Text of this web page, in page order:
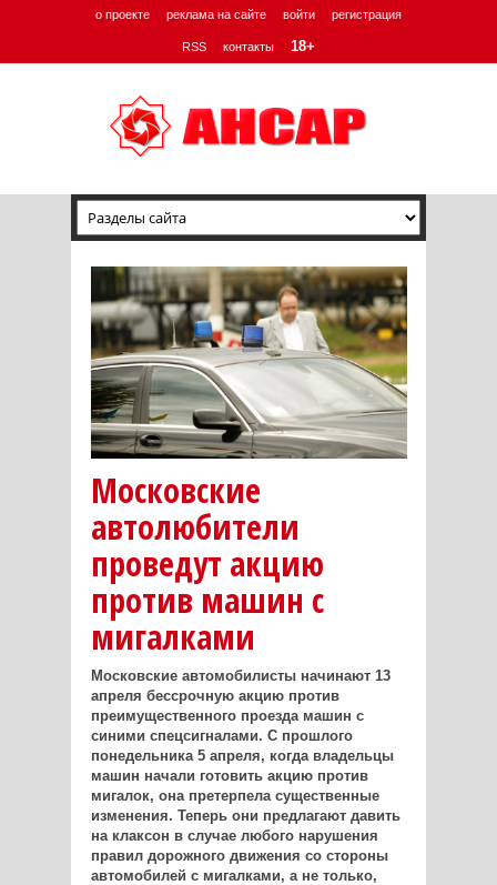
о проекте реклама на сайте войти регистрация
RSS контакты 18+
Московские
автолюбители
проведут акцию
против машин с
мигалками
Московские автомобилисты начинают 13
апреля бессрочную акцию против
преимущественного проезда машин с
синими спецсигналами. С прошлого
понедельника 5 апреля, когда владельцы
машин начали готовить акцию против
мигалок, она претерпела существенные
изменения. Теперь они предлагают давить
на клаксон в случае любого нарушения
правил дорожного движения со стороны
автомобилей с мигалками, а не только,